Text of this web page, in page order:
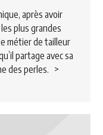
après avoir
plus grandes
métier de tailleur
partage avec sa
des perles. >